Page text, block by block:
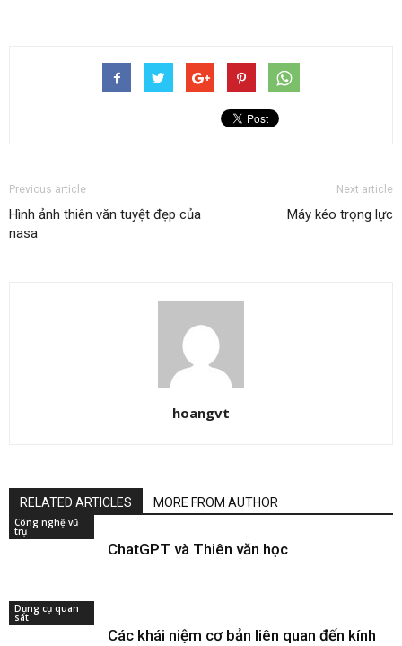
Previous article
Hình ảnh thiên văn tuyệt đẹp của
nasa
Next article
Máy kéo trọng lực
hoangvt
RELATED ARTICLES MORE FROM AUTHOR
Công nghệ vũ
trụ
ChatGPT và Thiên văn học
Dụng cụ quan
sát
Các khái niệm cơ bản liên quan đến kính